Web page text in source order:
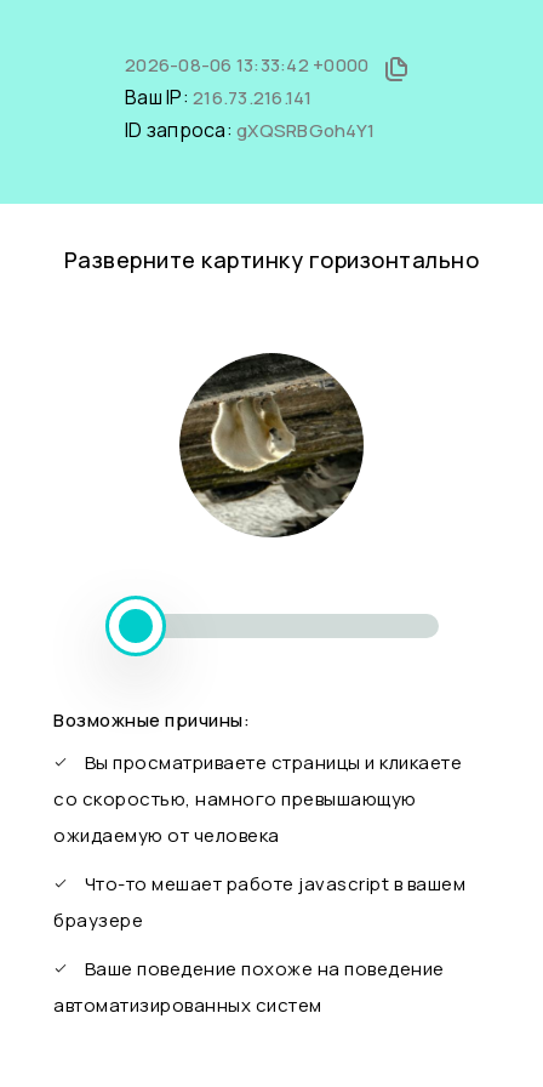
2026-08-06 13:33:42 +0000
Ваш IP: 216.73.216.141
ID запроса: gXQSRBGoh4Y1
Разверните картинку горизонтально
Возможные причины:
Вы просматриваете страницы и кликаете
со скоростью, намного превышающую
ожидаемую от человека
Что-то мешает работе javascript в вашем
браузере
Ваше поведение похоже на поведение
автоматизированных систем